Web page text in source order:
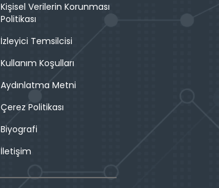
Kişisel Verilerin Korunması
Politikası
İzleyici Temsilcisi
Kullanım Koşulları
Aydınlatma Metni
Çerez Politikası
Biyografi
İletişim